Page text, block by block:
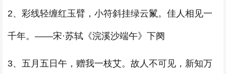
2、彩线轻缠红玉臂，小符斜挂绿云鬣。佳人相见一
千年。——宋·苏轼《浣溪沙端午》下阕
3、五月五日午，赠我一枝艾。故人不可见，新知万